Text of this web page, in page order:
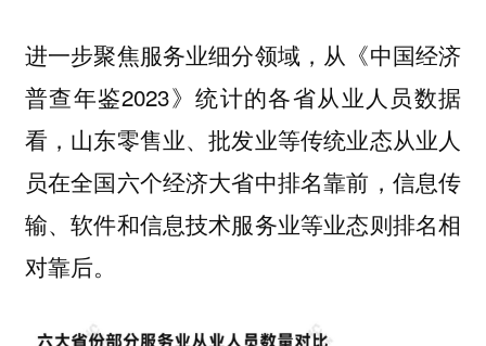
进一步聚焦服务业细分领域，从《中国经济
普查年鉴2023》统计的各省从业人员数据
看，山东零售业、批发业等传统业态从业人
员在全国六个经济大省中排名靠前，信息传
输、软件和信息技术服务业等业态则排名相
对靠后。